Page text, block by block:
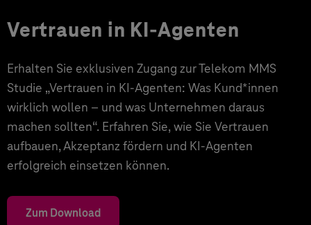
Vertrauen in KI-Agenten
Erhalten Sie exklusiven Zugang zur Telekom MMS
Studie „Vertrauen in KI-Agenten: Was Kund*innen
wirklich wollen – und was Unternehmen daraus
machen sollten“. Erfahren Sie, wie Sie Vertrauen
aufbauen, Akzeptanz fördern und KI-Agenten
erfolgreich einsetzen können.
Zum Download